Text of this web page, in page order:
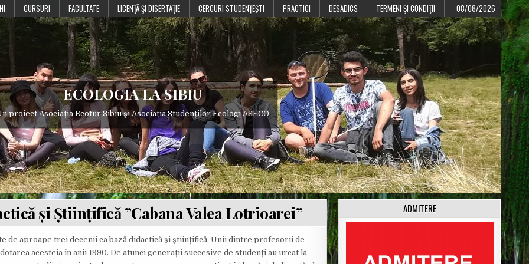
CURSURI FACULTATE LICENŢĂ ŞI DISERTAŢIE CERCURI STUDENȚEȘTI PRACTICI DESADICS TERMENI ŞI CONDIŢII 08/08/2026
ECOLOGIA LA SIBIU
proiect Asociația Ecotur Sibiu și Asociația Studenților Ecologi ASECO
și Științifică ”Cabana Valea Lotrioarei”
de aproape trei decenii ca bază didactică și științifică. Unii dintre profesorii de
acesteia în anii 1990. De atunci generații succesive de studenți au urcat la
ADMITERE